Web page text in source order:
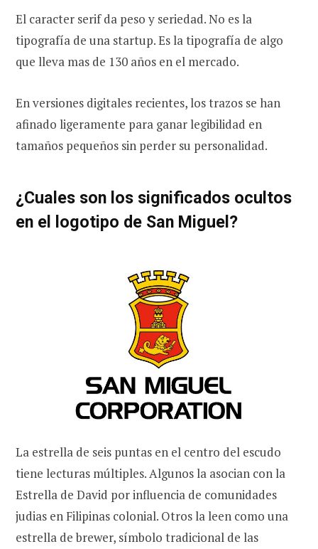
El caracter serif da peso y seriedad. No es la
tipografía de una startup. Es la tipografía de algo
que lleva mas de 130 años en el mercado.
En versiones digitales recientes, los trazos se han
afinado ligeramente para ganar legibilidad en
tamaños pequeños sin perder su personalidad.
¿Cuales son los significados ocultos
en el logotipo de San Miguel?
La estrella de seis puntas en el centro del escudo
tiene lecturas múltiples. Algunos la asocian con la
Estrella de David por influencia de comunidades
judias en Filipinas colonial. Otros la leen como una
estrella de brewer, símbolo tradicional de las